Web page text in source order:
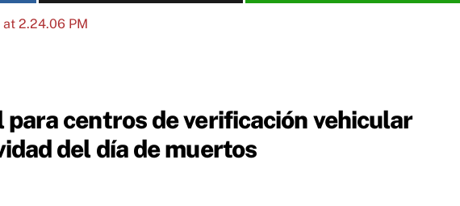
para centros de verificación vehicular
del día de muertos